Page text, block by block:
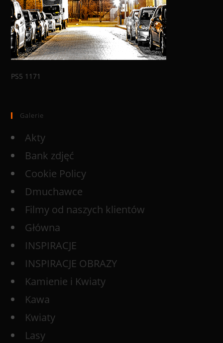
PS5 1171
Galerie
Akty
Bank zdjęć
Cookie Policy
Dmuchawce
Filmy od naszych klientów
Główna
INSPIRACJE
INSPIRACJE OBRAZY
Kamienie i Kwiaty
Kawa
Kwiaty
Lasy